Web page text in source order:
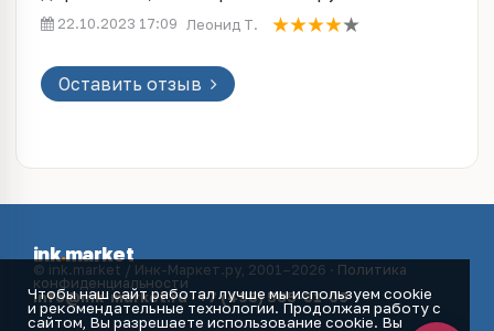
22.10.2023 17:09 Леонид Т.
Оставить отзыв
ink.market
© ink.market / Инк-Маркет.ру, 2001–2026 · Политика
конфиденциальности
info@ink-market.ru·+7 (495) 565-31-09
Чтобы наш сайт работал лучше мы используем cookie
и рекомендательные технологии. Продолжая работу с
сайтом, Вы разрешаете использование cookie. Вы